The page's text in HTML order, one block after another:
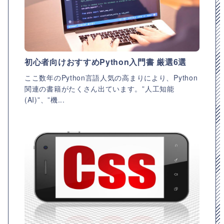
初心者向けおすすめPython入門書 厳選6選
ここ数年のPython言語人気の高まりにより、Python
関連の書籍がたくさん出ています。”人工知能
(AI)”、”機...